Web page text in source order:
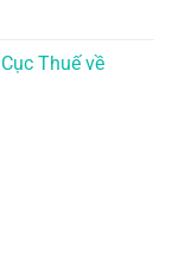
Thuế về